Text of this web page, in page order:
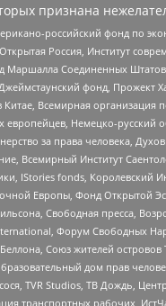
признана
российский фонд по
Россия, Институт
Соединенных
фонд,
Всемирная организация
Немецко-
за права человека,
Институт
IStories fonds,
Европы, Фонд Открытой
Свободная пресса,
Форум Свободных
Союз жителей
дом прав
TVR Studios, ТВ Дождь,
транспортных рабочих,